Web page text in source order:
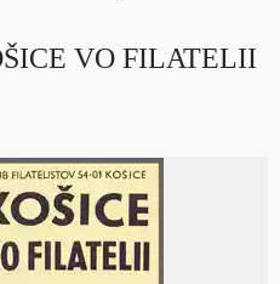
VO FILATELII